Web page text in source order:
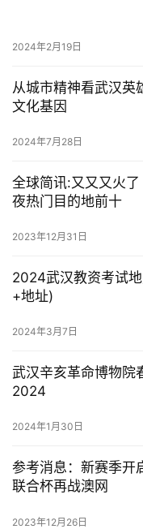
2024年2月19日
从城市精神看武汉英
文化基因
2024年7月28日
全球简讯:又又又火
夜热门目的地前十
2023年12月31日
2024武汉教资考试
+地址)
2024年3月7日
武汉辛亥革命博物院
2024
2024年1月30日
参考消息：新赛季开
联合杯再战澳网
2023年12月26日